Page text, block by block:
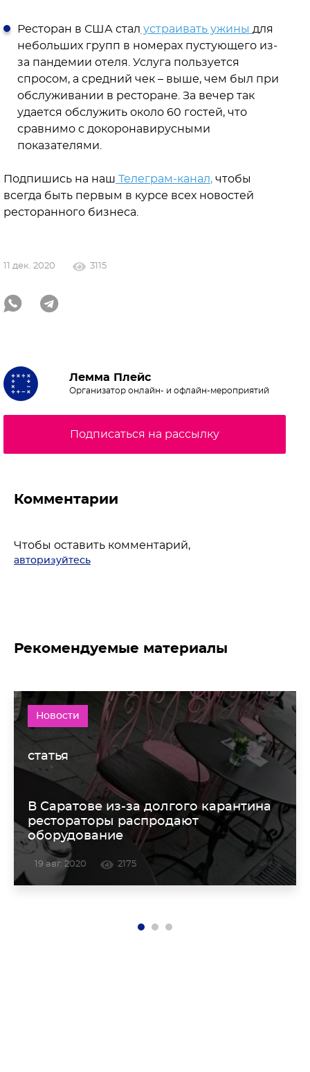
Ресторан в США стал устраивать ужины для
небольших групп в номерах пустующего из-
за пандемии отеля. Услуга пользуется
спросом, а средний чек – выше, чем был при
обслуживании в ресторане. За вечер так
удается обслужить около 60 гостей, что
сравнимо с докоронавирусными
показателями.
Подпишись на наш Телеграм-канал, чтобы
всегда быть первым в курсе всех новостей
ресторанного бизнеса.
11 дек. 2020 3115
Лемма Плейс
Организатор онлайн- и офлайн-мероприятий
Подписаться на рассылку
Комментарии
Чтобы оставить комментарий,
авторизуйтесь
Рекомендуемые материалы
Новости
статья
В Саратове из-за долгого карантина
рестораторы распродают
оборудование
19 авг. 2020 2175